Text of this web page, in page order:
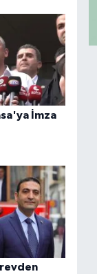
İmza